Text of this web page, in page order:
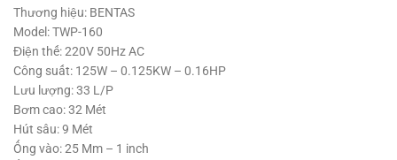
là:
1,050,000 ₫.
Thương hiệu: BENTAS
Model: TWP-160
Điện thế: 220V 50Hz AC
Công suất: 125W – 0.125KW – 0.16HP
Lưu lượng: 33 L/P
Bơm cao: 32 Mét
Hút sâu: 9 Mét
Ống vào: 25 Mm – 1 inch